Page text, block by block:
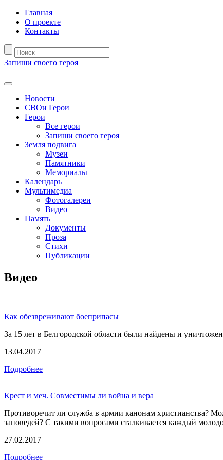
Главная
О проекте
Контакты
Запиши своего героя
Новости
СВОи Герои
Герои
Все герои
Запиши своего героя
Земля подвига
Музеи
Памятники
Мемориалы
Календарь
Мультимедиа
Фотогалереи
Видео
Память
Документы
Проза
Стихи
Публикации
Видео
Как обезвреживают боеприпасы
За 15 лет в Белгородской области были найдены и
13.04.2017
Подробнее
Крест и меч. Совместимы ли война и вера
Противоречит ли служба в армии канонам христианства?
заповедей? С такими вопросами сталкивается каждый
27.02.2017
Подробнее